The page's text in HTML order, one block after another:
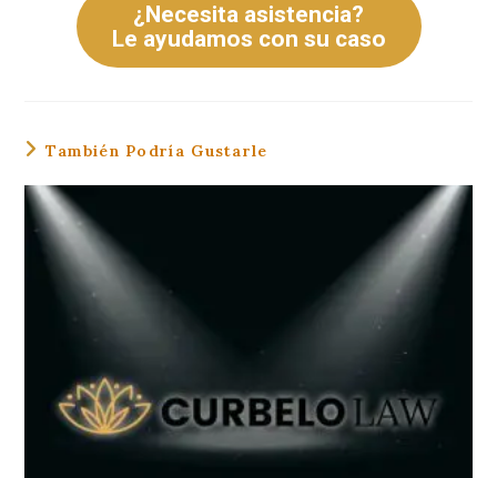
¿Necesita asistencia?
Le ayudamos con su caso
También Podría Gustarle